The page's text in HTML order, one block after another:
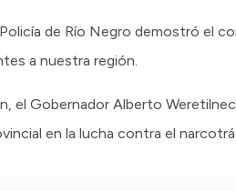
Policía de Río Negro demostró el
a nuestra región.
el Gobernador Alberto
en la lucha contra el